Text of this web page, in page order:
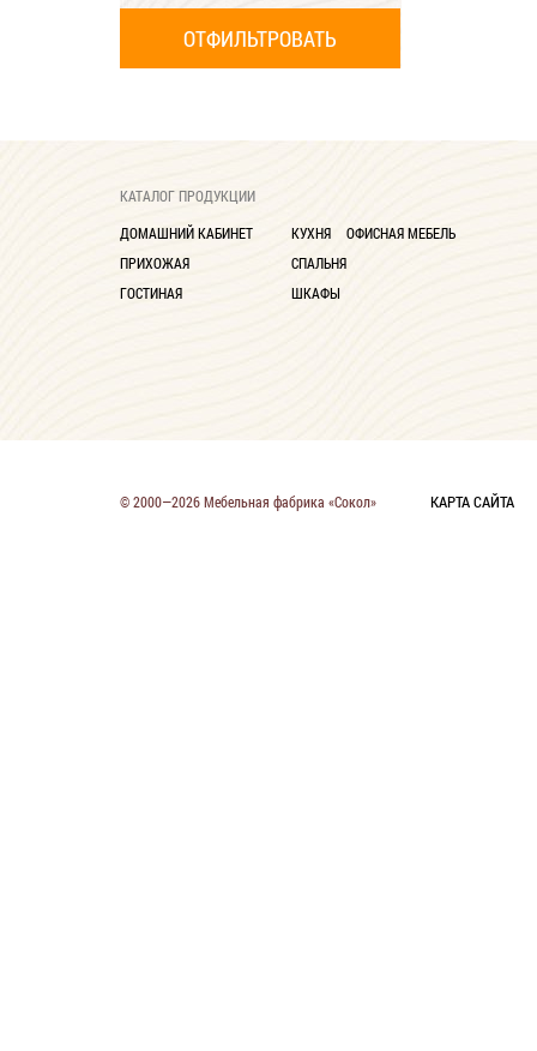
КАТАЛОГ ПРОДУКЦИИ
ДОМАШНИЙ КАБИНЕТ
ПРИХОЖАЯ
ГОСТИНАЯ
КУХНЯ
СПАЛЬНЯ
ШКАФЫ
ОФИСНАЯ МЕБЕЛЬ
© 2000—2026 Мебельная фабрика «Сокол» КАРТА САЙТА